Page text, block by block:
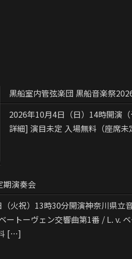
黒船室内管弦楽団 黒船音楽祭
2026年10月4日（日）14時開演
詳細] 演目未定 入場無料（座席未
期演奏会
火祝）13時30分開演神奈川県立
ートーヴェン交響曲第1番 / L. v.
[…]